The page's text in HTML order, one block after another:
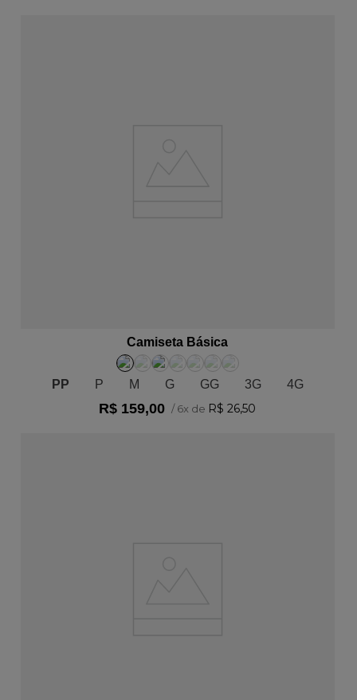
Camiseta Básica
PP P M G GG 3G 4G
R$ 159,00 /6x de R$ 26,50